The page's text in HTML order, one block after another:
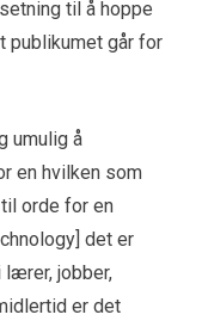
til å hoppe
publikumet går for
umulig å
en hvilken som
orde for en
det er
lærer, jobber,
er det